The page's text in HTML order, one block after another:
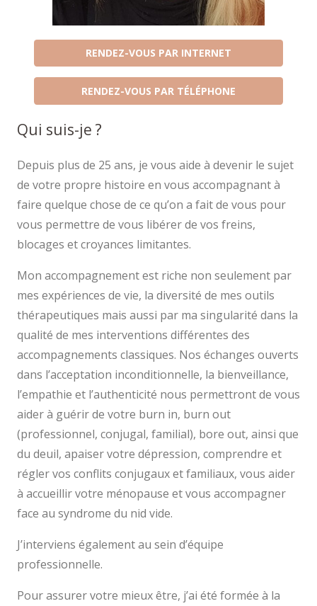
Qui suis-je ?
Depuis plus de 25 ans, je vous aide à devenir le sujet
de votre propre histoire en vous accompagnant à
faire quelque chose de ce qu’on a fait de vous pour
vous permettre de vous libérer de vos freins,
blocages et croyances limitantes.
Mon accompagnement est riche non seulement par
mes expériences de vie, la diversité de mes outils
thérapeutiques mais aussi par ma singularité dans la
qualité de mes interventions différentes des
accompagnements classiques. Nos échanges ouverts
dans l’acceptation inconditionnelle, la bienveillance,
l’empathie et l’authenticité nous permettront de vous
aider à guérir de votre burn in, burn out
(professionnel, conjugal, familial), bore out, ainsi que
du deuil, apaiser votre dépression, comprendre et
régler vos conflits conjugaux et familiaux, vous aider
à accueillir votre ménopause et vous accompagner
face au syndrome du nid vide.
J’interviens également au sein d’équipe
professionnelle.
Pour assurer votre mieux être, j’ai été formée à la
RENDEZ-VOUS PAR INTERNET
RENDEZ-VOUS PAR TÉLÉPHONE